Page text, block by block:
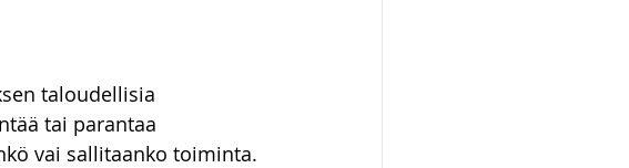
taloudellisia
tai parantaa
vai sallitaanko toiminta.